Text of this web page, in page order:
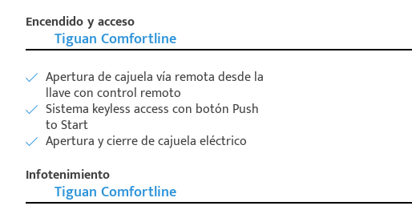
Encendido y acceso
Tiguan Comfortline
Apertura de cajuela vía remota desde la
llave con control remoto
Sistema keyless access con botón Push
to Start
Apertura y cierre de cajuela eléctrico
Infotenimiento
Tiguan Comfortline